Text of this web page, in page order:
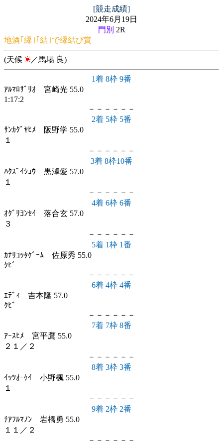
[競走成績]
2024年6月19日
門別 2R
地酒｢縁｣｢結｣で縁結び賞
(天候 ／馬場 良)
1着 8枠 9番
ｱﾙﾏﾛｻﾞﾘｵ 宮崎光 55.0
1:17:2
－－－－－－
2着 5枠 5番
ｻﾝｶｸﾞﾔﾋﾒ 阪野学 55.0
１
－－－－－－
3着 8枠10番
ﾊｸｽﾞｲｼｮｳ 黒澤愛 57.0
１
－－－－－－
4着 6枠 6番
ｵｸﾞﾘﾖﾝｾｲ 落合玄 57.0
３
－－－－－－
5着 1枠 1番
ｶﾅﾘｺｯﾀｹﾞｰﾑ 佐原秀 55.0
ｸﾋﾞ
－－－－－－
6着 4枠 4番
ｴﾃﾞｨ 吉本隆 57.0
ｸﾋﾞ
－－－－－－
7着 7枠 8番
ｱｰｽﾋﾒ 宮平鷹 55.0
２１／２
－－－－－－
8着 3枠 3番
ｲｯﾂｵｰｹｲ 小野楓 55.0
１
－－－－－－
9着 2枠 2番
ﾁｱﾌﾙﾏﾉﾝ 岩橋勇 55.0
１１／２
－－－－－－